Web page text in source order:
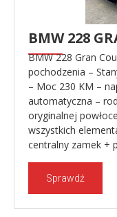
BMW 228
BMW 228 Gran
pochodzenia –
– Moc 230 KM –
automatyczna –
oryginalnej
wszystkich
centralny zamek +
Sprawdź